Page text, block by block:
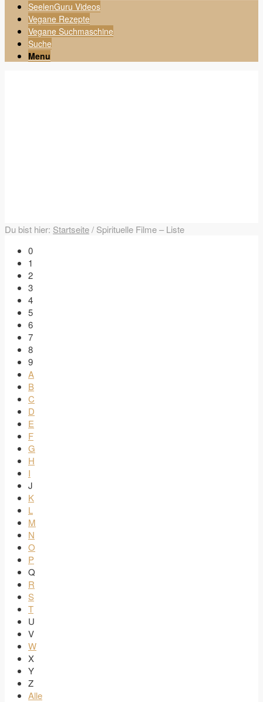
SeelenGuru Videos
Vegane Rezepte
Vegane Suchmaschine
Suche
Menu
Du bist hier: Startseite/ Spirituelle Filme – Liste
0
1
2
3
4
5
6
7
8
9
A
B
C
D
E
F
G
H
I
J
K
L
M
N
O
P
Q
R
S
T
U
V
W
X
Y
Z
Alle